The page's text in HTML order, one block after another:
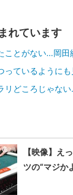
れています
ことがない…岡
っているように
リどころじゃな
【映像】え
ツの“マジか